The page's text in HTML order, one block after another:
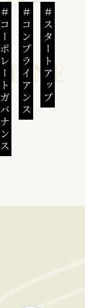
コーポレートガバナンスコンプライアンススタートアップ